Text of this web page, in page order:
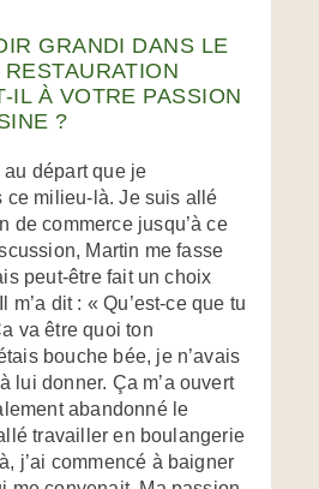
GRANDI DANS LE
IL À VOTRE PASSION
?
départ que je
ce milieu-là. Je suis allé
de commerce jusqu’à ce
Martin me fasse
peut-être fait un choix
m’a dit : « Qu’est-ce que tu
va être quoi ton
bouche bée, je n’avais
lui donner. Ça m’a ouvert
abandonné le
travailler en boulangerie
j’ai commencé à baigner